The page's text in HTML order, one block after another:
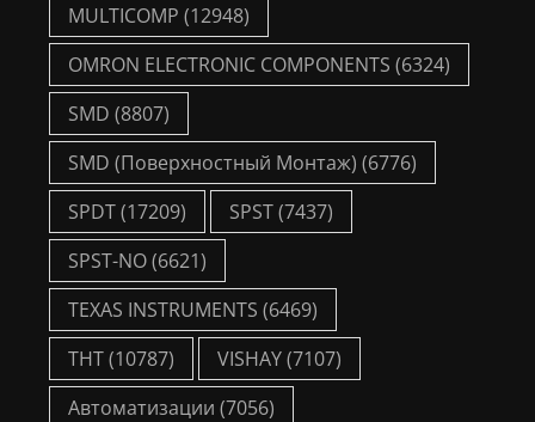
MULTICOMP (12948)
OMRON ELECTRONIC COMPONENTS (6324)
SMD (8807)
SMD (Поверхностный Монтаж) (6776)
SPDT(17209) SPST(7437)
SPST-NO(6621)
TEXAS INSTRUMENTS (6469)
THT(10787) VISHAY(7107)
Автоматизации (7056)